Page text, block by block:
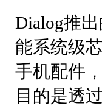
Dialog推
能系统级
手机配件
目的是透